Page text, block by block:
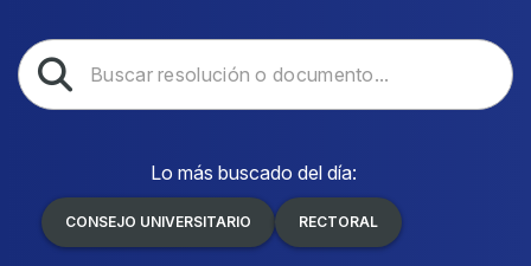
Lo más buscado del día:
CONSEJO UNIVERSITARIO RECTORAL